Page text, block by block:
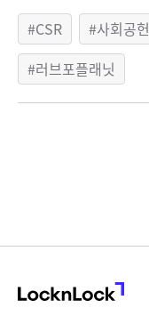
CSR 사회공헌
러브포플래닛